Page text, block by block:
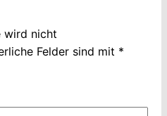
wird nicht
Felder sind mit *